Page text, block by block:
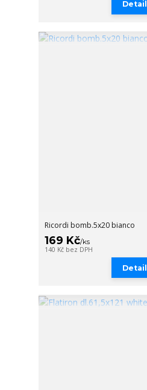
Detail
Ricordi bomb.5x20 bianco
169 Kč/ks
140 Kč bez DPH
Detail